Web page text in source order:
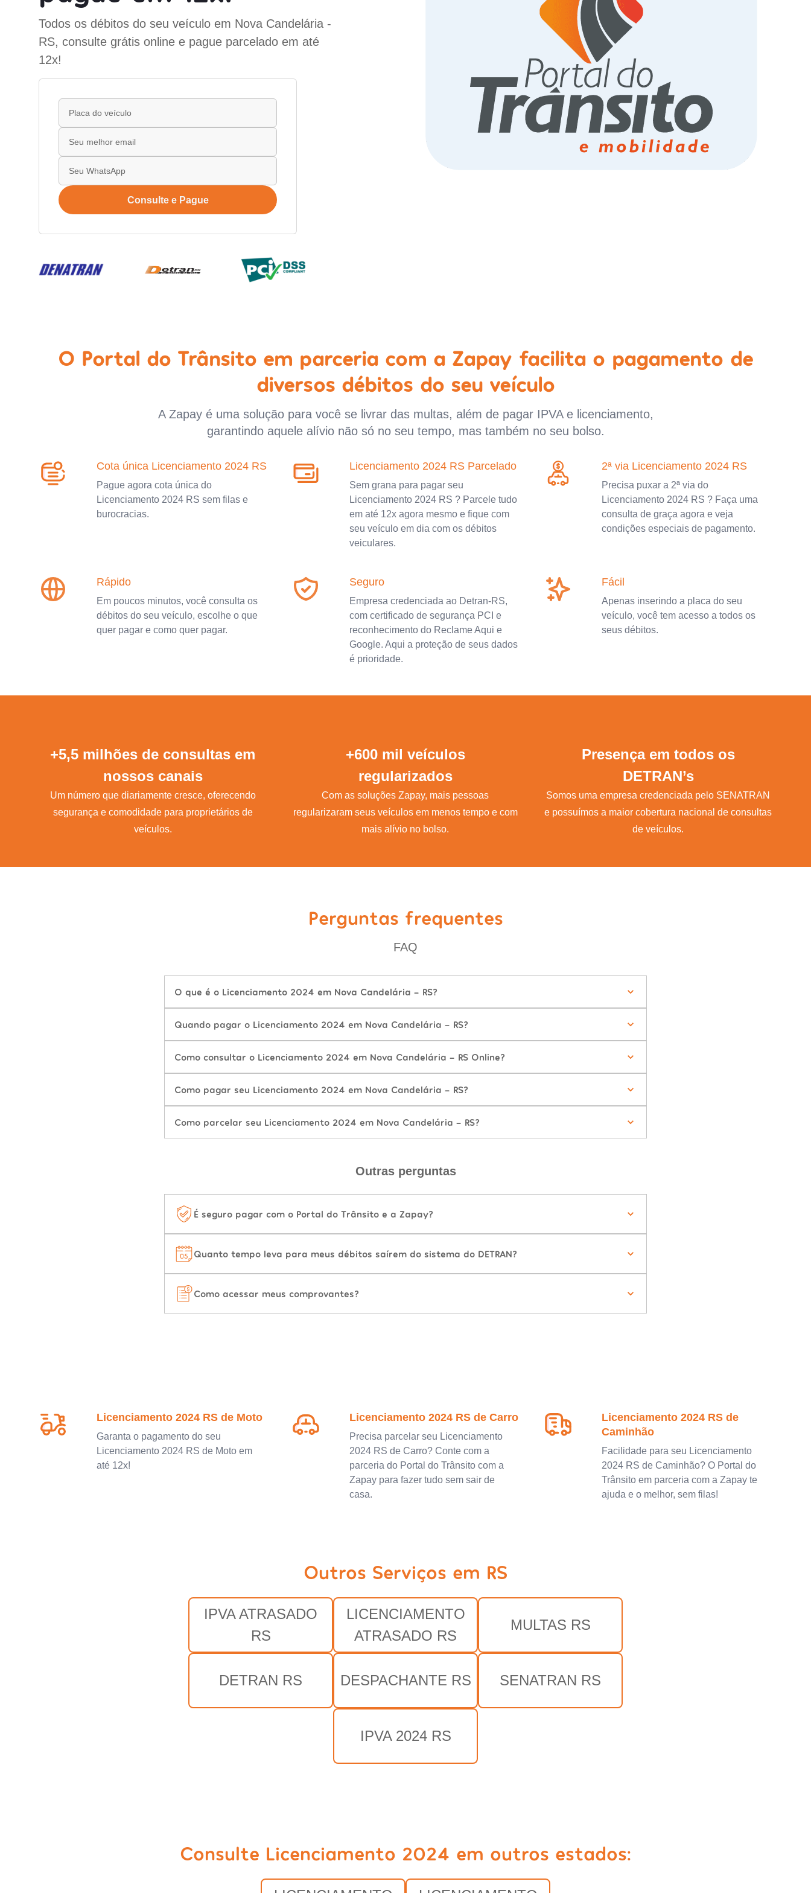
Todos os débitos do seu veículo em Nova Candelária -
RS, consulte grátis online e pague parcelado em até
12x!
Consulte e Pague
O Portal do Trânsito em parceria com a Zapay facilita o pagamento de
diversos débitos do seu veículo
A Zapay é uma solução para você se livrar das multas, além de pagar IPVA e licenciamento,
garantindo aquele alívio não só no seu tempo, mas também no seu bolso.
Cota única Licenciamento 2024 RS
Pague agora cota única do
Licenciamento 2024 RS sem filas e
burocracias.
Licenciamento 2024 RS Parcelado
Sem grana para pagar seu
Licenciamento 2024 RS ? Parcele tudo
em até 12x agora mesmo e fique com
seu veículo em dia com os débitos
veiculares.
2ª via Licenciamento 2024 RS
Precisa puxar a 2ª via do
Licenciamento 2024 RS ? Faça uma
consulta de graça agora e veja
condições especiais de pagamento.
Rápido
Em poucos minutos, você consulta os
débitos do seu veículo, escolhe o que
quer pagar e como quer pagar.
Seguro
Empresa credenciada ao Detran-RS,
com certificado de segurança PCI e
reconhecimento do Reclame Aqui e
Google. Aqui a proteção de seus dados
é prioridade.
Fácil
Apenas inserindo a placa do seu
veículo, você tem acesso a todos os
seus débitos.
+5,5 milhões de consultas em
nossos canais
Um número que diariamente cresce, oferecendo
segurança e comodidade para proprietários de
veículos.
+600 mil veículos
regularizados
Com as soluções Zapay, mais pessoas
regularizaram seus veículos em menos tempo e com
mais alívio no bolso.
Presença em todos os
DETRAN’s
Somos uma empresa credenciada pelo SENATRAN
e possuímos a maior cobertura nacional de consultas
de veículos.
Perguntas frequentes
FAQ
O que é o Licenciamento 2024 em Nova Candelária - RS?
Quando pagar o Licenciamento 2024 em Nova Candelária - RS?
Como consultar o Licenciamento 2024 em Nova Candelária - RS Online?
Como pagar seu Licenciamento 2024 em Nova Candelária - RS?
Como parcelar seu Licenciamento 2024 em Nova Candelária - RS?
Outras perguntas
É seguro pagar com o Portal do Trânsito e a Zapay?
Quanto tempo leva para meus débitos saírem do sistema do DETRAN?
Como acessar meus comprovantes?
Licenciamento 2024 RS de Moto
Garanta o pagamento do seu
Licenciamento 2024 RS de Moto em
até 12x!
Licenciamento 2024 RS de Carro
Precisa parcelar seu Licenciamento
2024 RS de Carro? Conte com a
parceria do Portal do Trânsito com a
Zapay para fazer tudo sem sair de
casa.
Licenciamento 2024 RS de
Caminhão
Facilidade para seu Licenciamento
2024 RS de Caminhão? O Portal do
Trânsito em parceria com a Zapay te
ajuda e o melhor, sem filas!
Outros Serviços em RS
IPVA ATRASADO
RS
LICENCIAMENTO
ATRASADO RS
MULTAS RS
DETRAN RS DESPACHANTE RS SENATRAN RS
IPVA 2024 RS
Consulte Licenciamento 2024 em outros estados: